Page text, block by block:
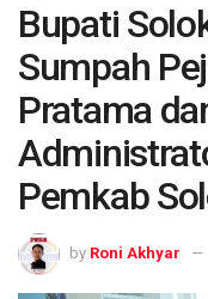
Bupati
Sumpah
Pratama
Pemkab
by Roni Akhyar